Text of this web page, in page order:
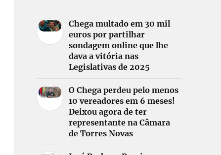
Chega multado em 30 mil
euros por partilhar
sondagem online que lhe
dava a vitória nas
Legislativas de 2025
O Chega perdeu pelo menos
10 vereadores em 6 meses!
Deixou agora de ter
representante na Câmara
de Torres Novas